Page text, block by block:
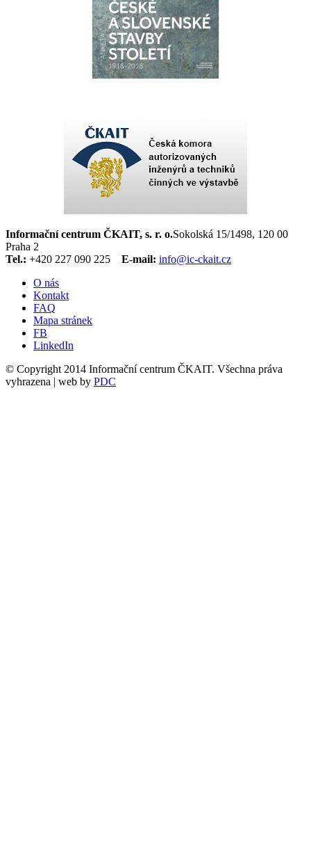
Informační centrum ČKAIT, s. r. o.Sokolská 15/1498, 120 00
Praha 2
Tel.: +420 227 090 225 E-mail: info@ic-ckait.cz
O nás
Kontakt
FAQ
Mapa stránek
FB
LinkedIn
© Copyright 2014 Informační centrum ČKAIT. Všechna práva
vyhrazena | web by PDC